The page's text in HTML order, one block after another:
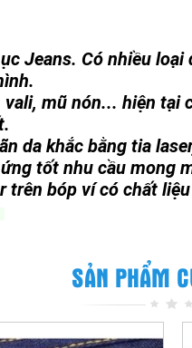
Jeans. Có nhiều
mũ nón... hiện
da khắc bằng tia
tốt nhu cầu mong
bóp ví có chất
SẢN PHẨM